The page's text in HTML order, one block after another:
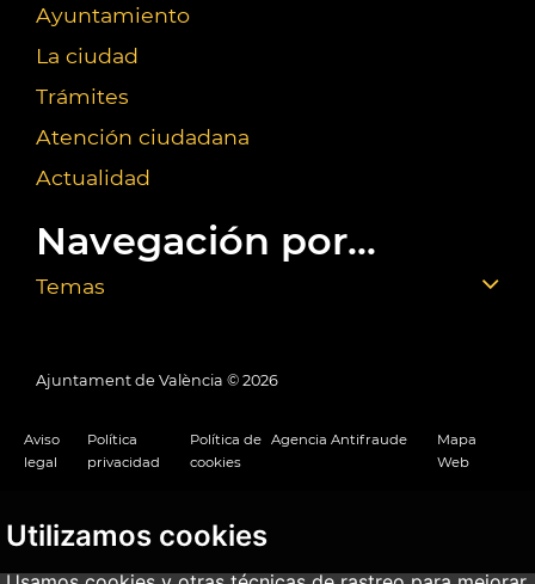
Utilizamos cookies
Ayuntamiento
La ciudad
Trámites
Atención ciudadana
Actualidad
Navegación por...
Temas
Ajuntament de València © 2026
Aviso
legal
Política
privacidad
Política de
cookies
Agencia Antifraude
Mapa
Web